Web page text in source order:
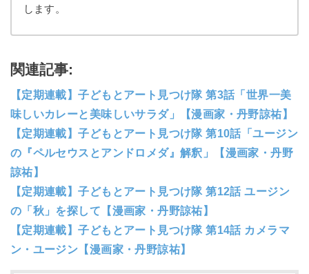
します。
関連記事:
【定期連載】子どもとアート見つけ隊 第3話「世界一美
味しいカレーと美味しいサラダ」【漫画家・丹野諒祐】
【定期連載】子どもとアート見つけ隊 第10話「ユージン
の『ペルセウスとアンドロメダ』解釈」【漫画家・丹野
諒祐】
【定期連載】子どもとアート見つけ隊 第12話 ユージン
の「秋」を探して【漫画家・丹野諒祐】
【定期連載】子どもとアート見つけ隊 第14話 カメラマ
ン・ユージン【漫画家・丹野諒祐】